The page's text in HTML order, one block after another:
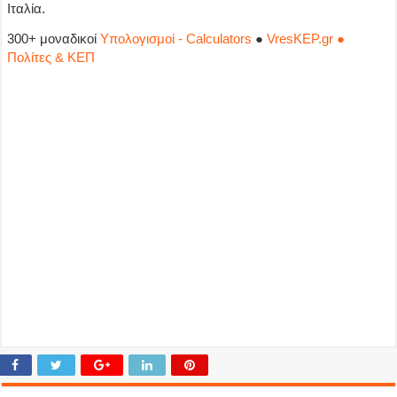
Ιταλία.
300+ μοναδικοίΥπολογισμοί - Calculators ●VresKEP.gr ●
Πολίτες & ΚΕΠ